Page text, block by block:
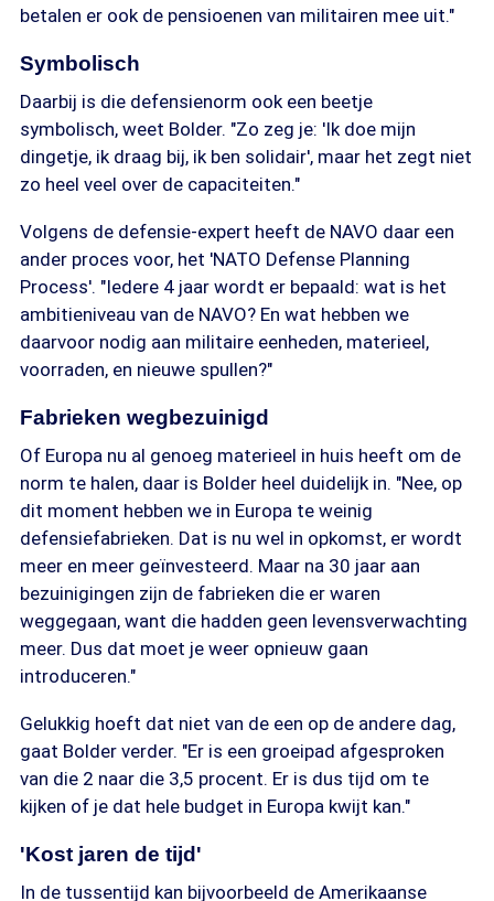
betalen er ook de pensioenen van militairen mee uit."
Symbolisch
Daarbij is die defensienorm ook een beetje
symbolisch, weet Bolder. "Zo zeg je: 'Ik doe mijn
dingetje, ik draag bij, ik ben solidair', maar het zegt niet
zo heel veel over de capaciteiten."
Volgens de defensie-expert heeft de NAVO daar een
ander proces voor, het 'NATO Defense Planning
Process'. "Iedere 4 jaar wordt er bepaald: wat is het
ambitieniveau van de NAVO? En wat hebben we
daarvoor nodig aan militaire eenheden, materieel,
voorraden, en nieuwe spullen?"
Fabrieken wegbezuinigd
Of Europa nu al genoeg materieel in huis heeft om de
norm te halen, daar is Bolder heel duidelijk in. "Nee, op
dit moment hebben we in Europa te weinig
defensiefabrieken. Dat is nu wel in opkomst, er wordt
meer en meer geïnvesteerd. Maar na 30 jaar aan
bezuinigingen zijn de fabrieken die er waren
weggegaan, want die hadden geen levensverwachting
meer. Dus dat moet je weer opnieuw gaan
introduceren."
Gelukkig hoeft dat niet van de een op de andere dag,
gaat Bolder verder. "Er is een groeipad afgesproken
van die 2 naar die 3,5 procent. Er is dus tijd om te
kijken of je dat hele budget in Europa kwijt kan."
'Kost jaren de tijd'
In de tussentijd kan bijvoorbeeld de Amerikaanse